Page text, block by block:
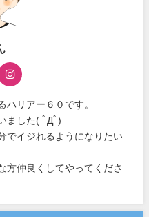
ハリアー６０です。
ました( ﾟДﾟ)
でイジれるようになりたい
方仲良くしてやってくださ